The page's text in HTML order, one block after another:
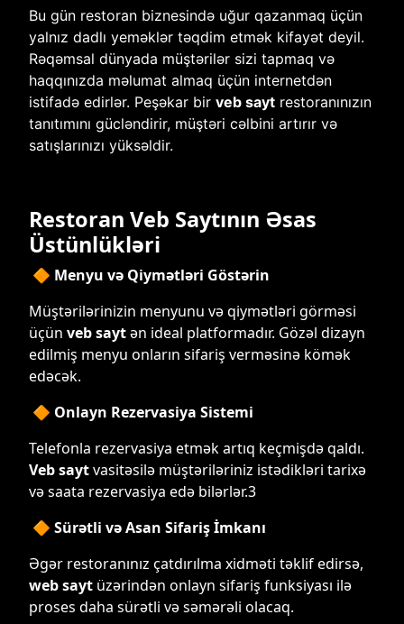
Bu gün restoran biznesində uğur qazanmaq üçün
yalnız dadlı yeməklər təqdim etmək kifayət deyil.
Rəqəmsal dünyada müştərilər sizi tapmaq və
haqqınızda məlumat almaq üçün internetdən
istifadə edirlər. Peşəkar bir veb sayt restoranınızın
tanıtımını gücləndirir, müştəri cəlbini artırır və
satışlarınızı yüksəldir.
Restoran Veb Saytının Əsas
Üstünlükləri
🔶 Menyu və Qiymətləri Göstərin
Müştərilərinizin menyunu və qiymətləri görməsi
üçün veb saytən ideal platformadır. Gözəl dizayn
edilmiş menyu onların sifariş verməsinə kömək
edəcək.
🔶 Onlayn Rezervasiya Sistemi
Telefonla rezervasiya etmək artıq keçmişdə qaldı.
Veb saytvasitəsilə müştəriləriniz istədikləri tarixə
və saata rezervasiya edə bilərlər.3
🔶 Sürətli və Asan Sifariş İmkanı
Əgər restoranınız çatdırılma xidməti təklif edirsə,
web sayt üzərindən onlayn sifariş funksiyası ilə
proses daha sürətli və səmərəli olacaq.